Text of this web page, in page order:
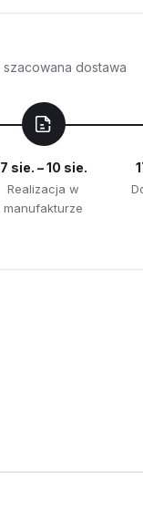
szacowana dostawa
7 sie. – 10 sie.
Realizacja w
manufakturze